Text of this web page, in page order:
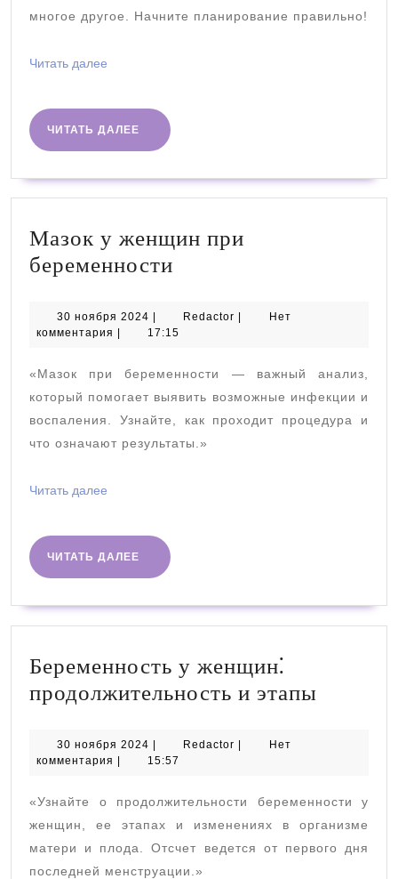
многое другое. Начните планирование правильно!
Читать далее
ЧИТАТЬ ДАЛЕЕ
ЧИТАТЬ
ДАЛЕЕ
Мазок у женщин при
беременности
женщин
при
беременности
30 ноября 2024 30
ноября
Redactor Redactor
Нет
комментария
17:15
«Мазок при беременности — важный анализ,
который помогает выявить возможные инфекции и
воспаления. Узнайте, как проходит процедура и
что означают результаты.»
Читать далее
ЧИТАТЬ ДАЛЕЕ
ЧИТАТЬ
ДАЛЕЕ
Беременность у женщин⁚
продолжительность и этапы
и
этапы
30 ноября 2024 30
ноября
| Redactor Redactor
|
Нет
комментария | 15:57
«Узнайте о продолжительности беременности у
женщин, ее этапах и изменениях в организме
матери и плода. Отсчет ведется от первого дня
последней менструации.»